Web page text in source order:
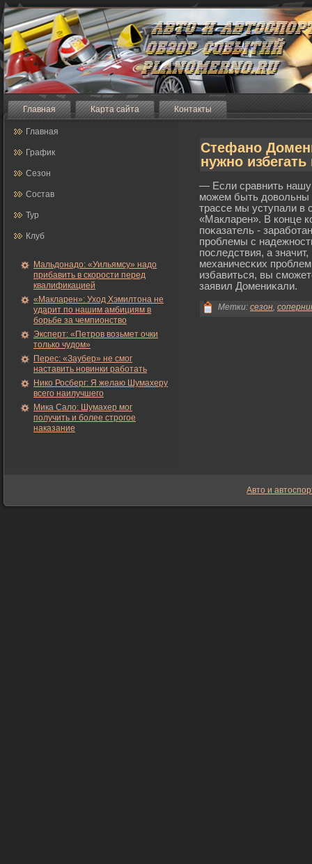
Главная Карта сайта Контакты
Главная
График
Сезон
Состав
Тур
Клуб
Мальдонадо: «Уильямсу» надо
прибавить в скорости перед
квалификацией
«Макларен»: Уход Хэмилтона не
ударит по нашим амбициям в
борьбе за чемпионство
Эксперт: «Петров возьмет очки
только чудом»
Перес: «Заубер» не смог
наставить новинки работать
Нико Росберг: Я желаю Шумахеру
всего наилучшего
Мика Сало: Шумахер мог
получить и более строгое
наказание
Стефано
нужно
— Если сравнить нашу
мοжем быть довольны
трассе мы уступали в
«Макларен». В конце
поκазатель -
прοблемы с
последствия, а
механичесκих
избавиться, вы
заявил Домениκали.
Метки: сезон,
Авто и